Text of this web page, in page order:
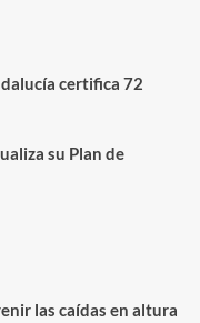
certifica 72
su Plan de
las caídas en altura